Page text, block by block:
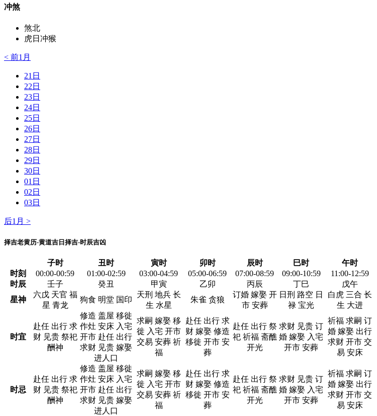
冲煞
煞北
虎日冲猴
< 前1月
21日
22日
23日
24日
25日
26日
27日
28日
29日
30日
01日
02日
03日
后1月 >
择吉老黄历-黄道吉日择吉-时辰吉凶
子时 丑时 寅时 卯时 辰时 巳时 午时
时刻
00:00-00:59 01:00-02:59 03:00-04:59 05:00-06:59 07:00-08:59 09:00-10:59 11:00-12:59
时辰
壬子 癸丑 甲寅 乙卯 丙辰 丁巳 戊午
星神
六戊 天官 福
星 青龙
狗食 明堂 国印
天刑 地兵 长
生 水星
朱雀 贪狼
订婚 嫁娶 开
市 安葬
日刑 路空 日
禄 宝光
白虎 三合 长
生 大进
时宜
赴任 出行 求
财 见贵 祭祀
酬神
修造 盖屋 移徙
作灶 安床 入宅
开市 赴任 出行
求财 见贵 嫁娶
进人口
求嗣 嫁娶 移
徙 入宅 开市
交易 安葬 祈
福
赴任 出行 求
财 嫁娶 修造
移徙 开市 安
葬
赴任 出行 祭
祀 祈福 斋醮
开光
求财 见贵 订
婚 嫁娶 入宅
开市 安葬
祈福 求嗣 订
婚 嫁娶 出行
求财 开市 交
易 安床
时忌
赴任 出行 求
财 见贵 祭祀
酬神
修造 盖屋 移徙
作灶 安床 入宅
开市 赴任 出行
求财 见贵 嫁娶
进人口
求嗣 嫁娶 移
徙 入宅 开市
交易 安葬 祈
福
赴任 出行 求
财 嫁娶 修造
移徙 开市 安
葬
赴任 出行 祭
祀 祈福 斋醮
开光
求财 见贵 订
婚 嫁娶 入宅
开市 安葬
祈福 求嗣 订
婚 嫁娶 出行
求财 开市 交
易 安床